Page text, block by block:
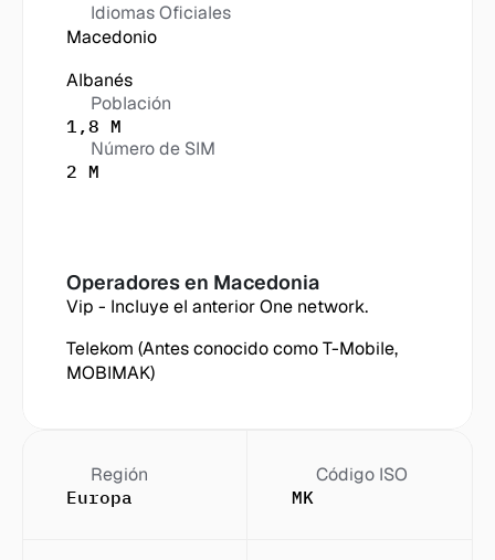
Idiomas Oficiales
Macedonio
Albanés
Población
1,8 M
Número de SIM
2 M
Operadores en Macedonia
Vip - Incluye el anterior One network.
Telekom (Antes conocido como T-Mobile,
MOBIMAK)
Región
Europa
Código ISO
MK